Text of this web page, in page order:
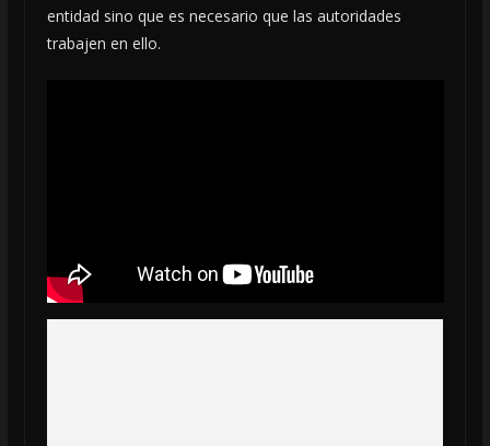
entidad sino que es necesario que las autoridades
trabajen en ello.